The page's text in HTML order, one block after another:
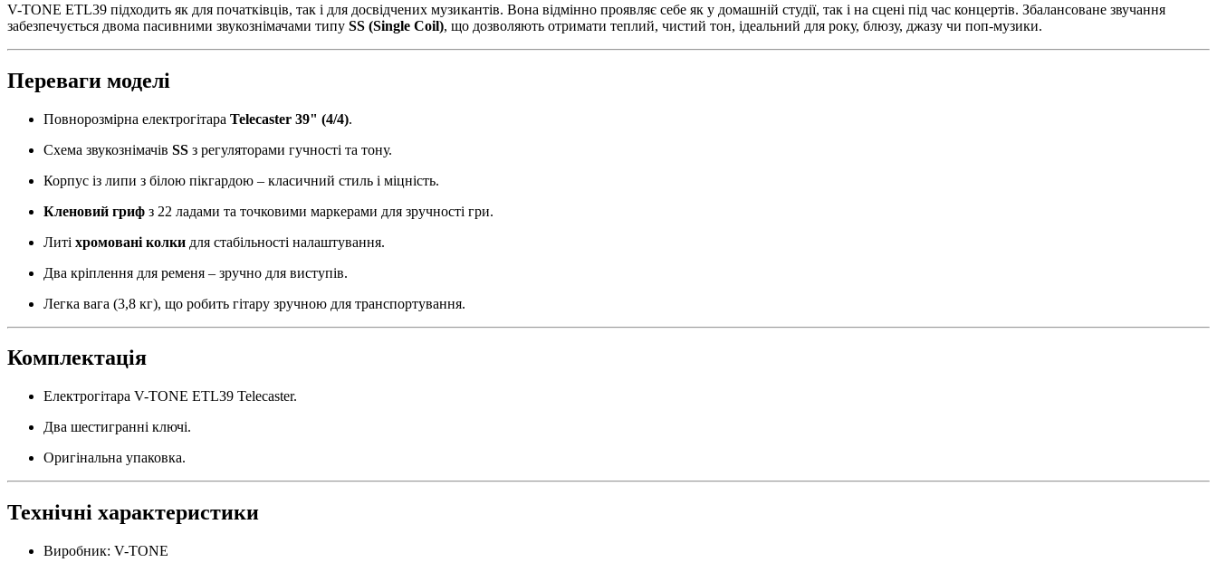
V-TONE ETL39 підходить як для початківців, так і для досвідчених музикантів. Вона відмінно проявляє себе як у домашній студії, так і на сцені під час концертів. Збалансоване звучання
забезпечується двома пасивними звукознімачами типу SS (Single Coil), що дозволяють отримати теплий, чистий тон, ідеальний для року, блюзу, джазу чи поп-музики.
Переваги моделі
Повнорозмірна електрогітара Telecaster 39" (4/4).
Схема звукознімачів SS з регуляторами гучності та тону.
Корпус із липи з білою пікгардою – класичний стиль і міцність.
Кленовий гриф з 22 ладами та точковими маркерами для зручності гри.
Литі хромовані колки для стабільності налаштування.
Два кріплення для ременя – зручно для виступів.
Легка вага (3,8 кг), що робить гітару зручною для транспортування.
Комплектація
Електрогітара V-TONE ETL39 Telecaster.
Два шестигранні ключі.
Оригінальна упаковка.
Технічні характеристики
Виробник: V-TONE